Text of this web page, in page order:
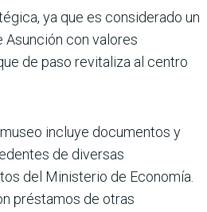
ya que es considerado un
con valores
de paso revitaliza al centro
incluye documentos y
de diversas
del Ministerio de Economía.
préstamos de otras